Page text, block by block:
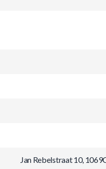
Jan Rebelstraat 10,